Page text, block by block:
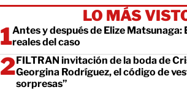
LO MÁS
Antes y después de Elize Matsunaga:
reales del caso
FILTRAN invitación de la boda de
Georgina Rodríguez, el código de
sorpresas”